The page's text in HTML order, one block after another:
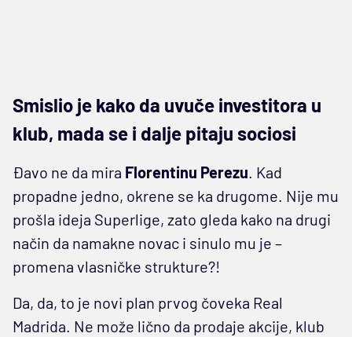
Smislio je kako da uvuče investitora u
klub, mada se i dalje pitaju sociosi
Đavo ne da mira Florentinu Perezu. Kad
propadne jedno, okrene se ka drugome. Nije mu
prošla ideja Superlige, zato gleda kako na drugi
način da namakne novac i sinulo mu je –
promena vlasničke strukture?!
Da, da, to je novi plan prvog čoveka Real
Madrida. Ne može lično da prodaje akcije, klub